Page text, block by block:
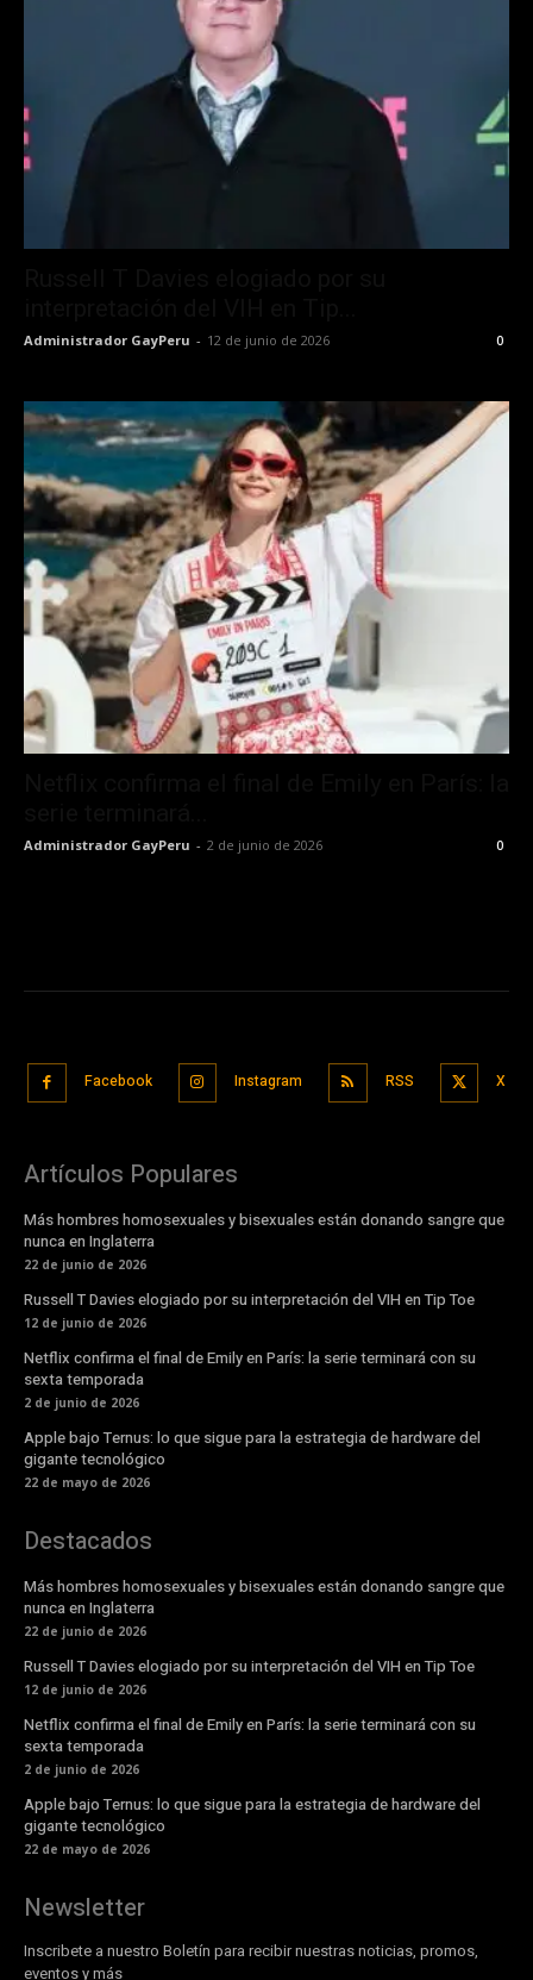
Administrador GayPeru - 12 de junio de 2026 0
Administrador GayPeru - 2 de junio de 2026 0
Facebook Instagram RSS X
Artículos Populares
Más hombres homosexuales y bisexuales están donando sangre que
nunca en Inglaterra
22 de junio de 2026
Russell T Davies elogiado por su interpretación del VIH en Tip Toe
12 de junio de 2026
Netflix confirma el final de Emily en París: la serie terminará con su
sexta temporada
2 de junio de 2026
Apple bajo Ternus: lo que sigue para la estrategia de hardware del
gigante tecnológico
22 de mayo de 2026
Destacados
Más hombres homosexuales y bisexuales están donando sangre que
nunca en Inglaterra
22 de junio de 2026
Russell T Davies elogiado por su interpretación del VIH en Tip Toe
12 de junio de 2026
Netflix confirma el final de Emily en París: la serie terminará con su
sexta temporada
2 de junio de 2026
Apple bajo Ternus: lo que sigue para la estrategia de hardware del
gigante tecnológico
22 de mayo de 2026
Newsletter
Inscribete a nuestro Boletín para recibir nuestras noticias, promos,
eventos y más